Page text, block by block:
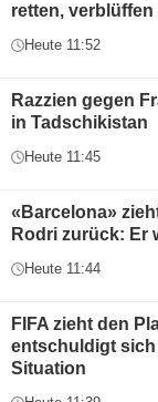
retten, verblüffen
Heute 11:52
Razzien gegen
in Tadschikistan
Heute 11:45
«Barcelona»
Rodri zurück: Er
Heute 11:44
FIFA zieht den
entschuldigt
Situation